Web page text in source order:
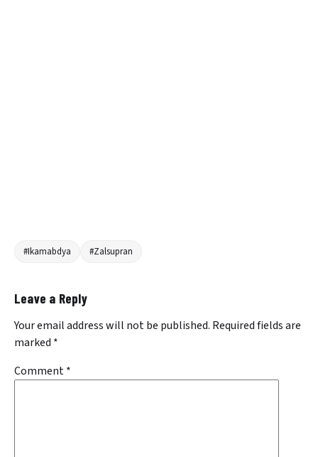
#Ikamabdya #Zalsupran
Leave a Reply
Your email address will not be published. Required fields are
marked *
Comment*